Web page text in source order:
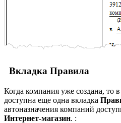
Вкладка Правила
Когда компания уже создана, то
доступна еще одна вкладка
автоназначения компаний
Интернет-магазин. :